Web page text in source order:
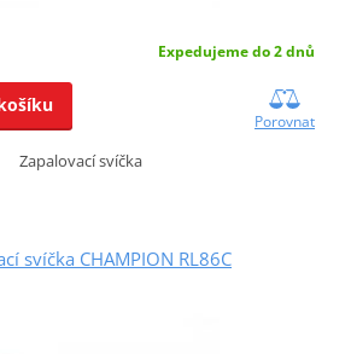
Expedujeme do 2 dnů
Porovnat
Zapalovací svíčka
svíčka CHAMPION RL86C